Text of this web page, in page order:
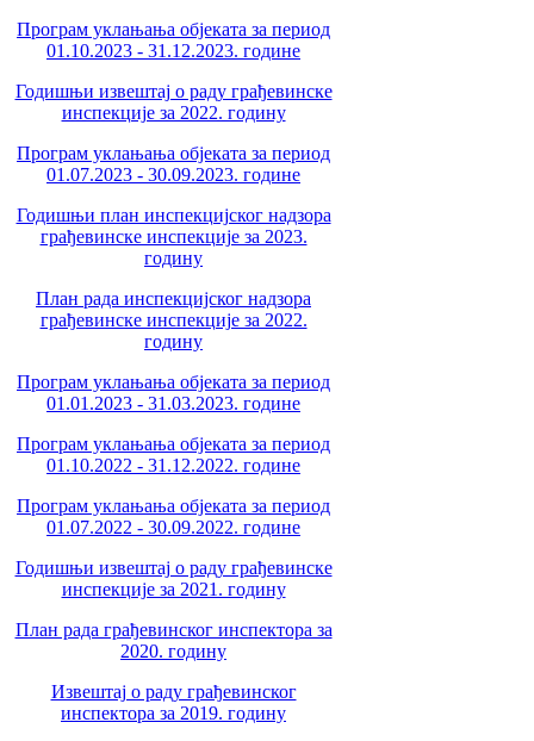
Програм уклањања објеката за период
01.10.2023 - 31.12.2023. године
Годишњи извештај о раду грађевинске
инспекције за 2022. годину
Програм уклањања објеката за период
01.07.2023 - 30.09.2023. године
Годишњи план инспекцијског надзора
грађевинске инспекције за 2023.
годину
План рада инспекцијског надзора
грађевинске инспекције за 2022.
годину
Програм уклањања објеката за период
01.01.2023 - 31.03.2023. године
Програм уклањања објеката за период
01.10.2022 - 31.12.2022. године
Програм уклањања објеката за период
01.07.2022 - 30.09.2022. године
Годишњи извештај о раду грађевинске
инспекције за 2021. годину
План рада грађевинског инспектора за
2020. годину
Извештај о раду грађевинског
инспектора за 2019. годину